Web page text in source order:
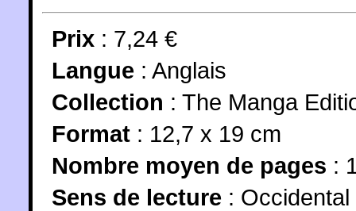
Prix : 7,24 €
Langue : Anglais
Collection : The Manga
Format : 12,7 x 19 cm
Nombre moyen de pages :
Sens de lecture : Occidental